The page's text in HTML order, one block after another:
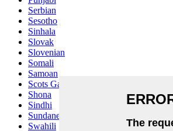
Serbian
Sesotho
Sinhala
Slovak
Slovenian
Somali
Samoan
Scots Gaelic
Shona
Sindhi
Sundanese
Swahili